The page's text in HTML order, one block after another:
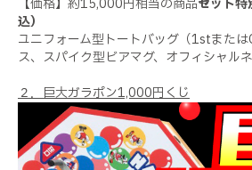
【価格】約15,000円相当の商品→セット特
込）
ユニフォーム型トートバッグ（1stまたは
ス、スパイク型ビアマグ、オフィシャル
２．巨大ガラポン1,000円くじ